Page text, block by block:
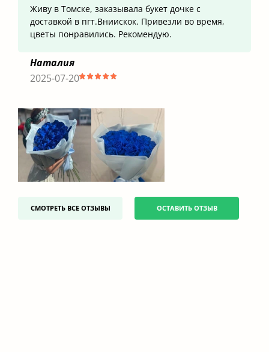
Живу в Томске, заказывала букет дочке с
доставкой в пгт.Вниискок. Привезли во время,
цветы понравились. Рекомендую.
Наталия
2025-07-20
СМОТРЕТЬ ВСЕ ОТЗЫВЫ ОСТАВИТЬ ОТЗЫВ